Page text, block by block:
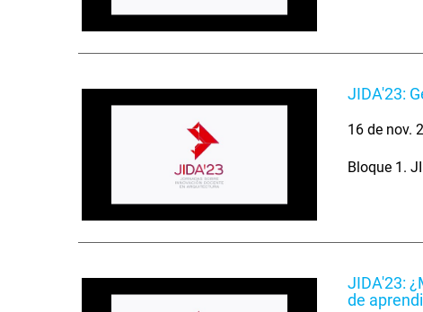
JIDA'23:
16 de nov.
Bloque 1.
JIDA'23:
de